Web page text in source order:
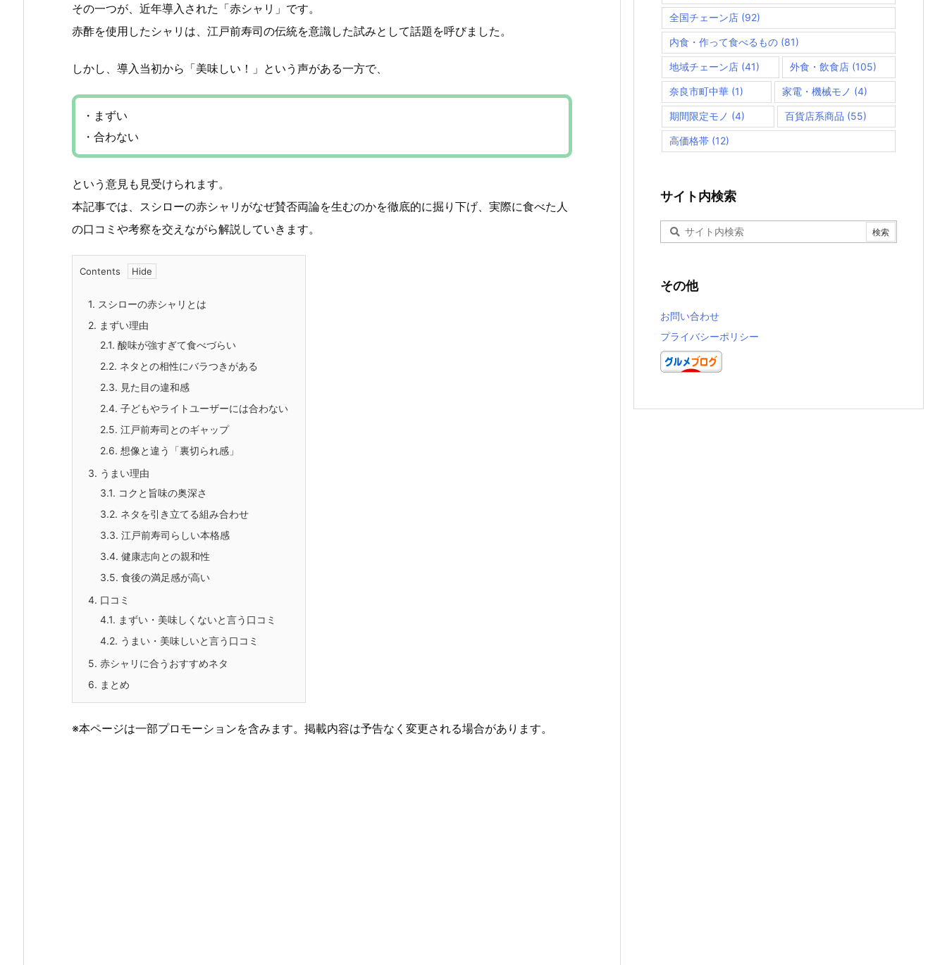
その一つが、近年導入された「赤シャリ」です。
赤酢を使用したシャリは、江戸前寿司の伝統を意識した試みとして話題を呼びました。
しかし、導入当初から「美味しい！」という声がある一方で、
・まずい
・合わない
という意見も見受けられます。
本記事では、スシローの赤シャリがなぜ賛否両論を生むのかを徹底的に掘り下げ、実際に食べた人
の口コミや考察を交えながら解説していきます。
Contents
1. スシローの赤シャリとは
2. まずい理由
2.1. 酸味が強すぎて食べづらい
2.2. ネタとの相性にバラつきがある
2.3. 見た目の違和感
2.4. 子どもやライトユーザーには合わない
2.5. 江戸前寿司とのギャップ
2.6. 想像と違う「裏切られ感」
3. うまい理由
3.1. コクと旨味の奥深さ
3.2. ネタを引き立てる組み合わせ
3.3. 江戸前寿司らしい本格感
3.4. 健康志向との親和性
3.5. 食後の満足感が高い
4. 口コミ
4.1. まずい・美味しくないと言う口コミ
4.2. うまい・美味しいと言う口コミ
5. 赤シャリに合うおすすめネタ
6. まとめ
※本ページは一部プロモーションを含みます。掲載内容は予告なく変更される場合があります。
全国チェーン店 (92)
内食・作って食べるもの (81)
地域チェーン店 (41) 外食・飲食店(105)
奈良市町中華 (1) 家電・機械モノ (4)
期間限定モノ (4) 百貨店系商品 (55)
高価格帯 (12)
サイト内検索
その他
お問い合わせ
プライバシーポリシー